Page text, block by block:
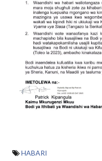
HABARI